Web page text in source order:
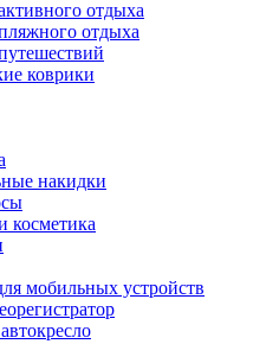
отдыха
отдыха
коврики
накидки
косметика
мобильных устройств